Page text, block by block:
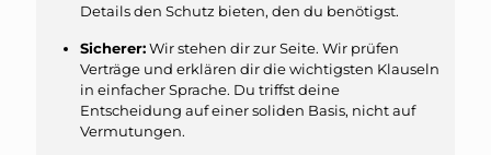
Details den Schutz bieten, den du benötigst.
Sicherer:Wir stehen dir zur Seite. Wir prüfen
Verträge und erklären dir die wichtigsten Klauseln
in einfacher Sprache. Du triffst deine
Entscheidung auf einer soliden Basis, nicht auf
Vermutungen.